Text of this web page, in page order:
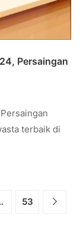
Persaingan
terbaik di
53